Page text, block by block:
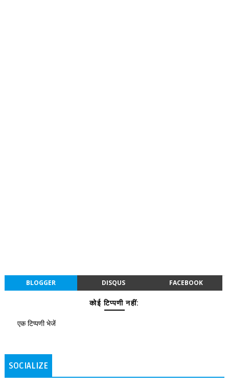
BLOGGER DISQUS FACEBOOK
कोई टिप्पणी नहीं:
एक टिप्पणी भेजें
SOCIALIZE